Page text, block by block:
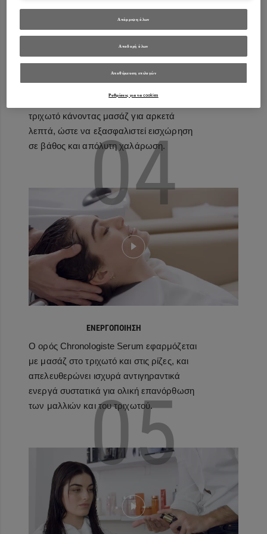
Ο κομμωτής αναμιγνύει με τηνMasque. Το
μίγμα εφαρμόζεται στα μαλλιά και στο
τριχωτό κάνοντας μασάζ για αρκετά
λεπτά, ώστε να εξασφαλιστεί εισχώρηση
σε βάθος και απόλυτη χαλάρωση.
04
ΕΝΕΡΓΟΠΟΙΗΣΗ
Ο ορός Chronologiste Serum εφαρμόζεται
με μασάζ στο τριχωτό και στις ρίζες, και
απελευθερώνει ισχυρά αντιγηραντικά
ενεργά συστατικά για ολική επανόρθωση
των μαλλιών και του τριχωτού.
05
Απόρριψη όλων
Αποδοχή όλων
Αποθήκευση επιλογών
Ρυθμίσεις για τα cookies